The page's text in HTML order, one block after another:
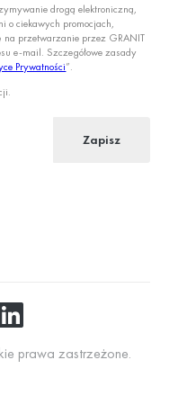
drogą elektroniczną,
o ciekawych promocjach,
na przetwarzanie przez GRANIT
e-mail. Szczegółowe zasady
Prywatności”.
Zapisz
prawa zastrzeżone.